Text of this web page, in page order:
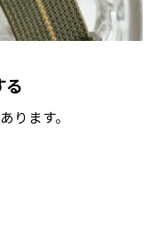
る
ります。